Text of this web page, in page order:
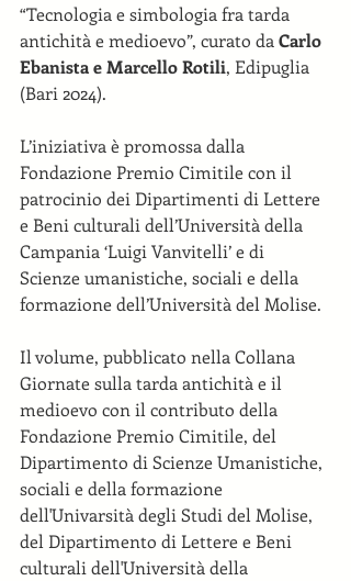
“Tecnologia e simbologia fra tarda
antichità e medioevo”, curato da Carlo
Ebanista e Marcello Rotili, Edipuglia
(Bari 2024).
L’iniziativa è promossa dalla
Fondazione Premio Cimitile con il
patrocinio dei Dipartimenti di Lettere
e Beni culturali dell’Università della
Campania ‘Luigi Vanvitelli’ e di
Scienze umanistiche, sociali e della
formazione dell’Università del Molise.
Il volume, pubblicato nella Collana
Giornate sulla tarda antichità e il
medioevo con il contributo della
Fondazione Premio Cimitile, del
Dipartimento di Scienze Umanistiche,
sociali e della formazione
dell'Univarsità degli Studi del Molise,
del Dipartimento di Lettere e Beni
culturali dell'Università della